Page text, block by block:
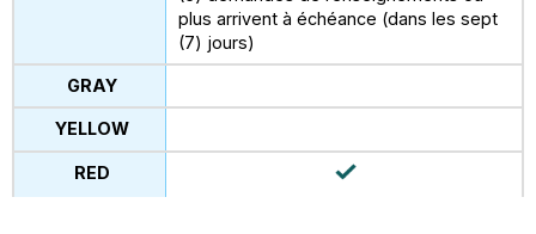
plus arrivent à échéance (dans les sept
(7) jours)